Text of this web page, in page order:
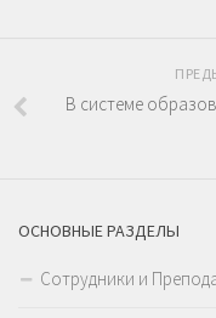
В системе
ОСНОВНЫЕ РАЗДЕЛЫ
Сотрудники и